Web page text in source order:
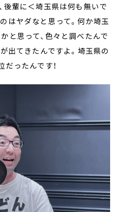
後輩に＜埼玉県は何も無いで
はヤダなと思って。何か埼玉
と思って、色々と調べたんで
出てきたんですよ。埼玉県の
ったんです！